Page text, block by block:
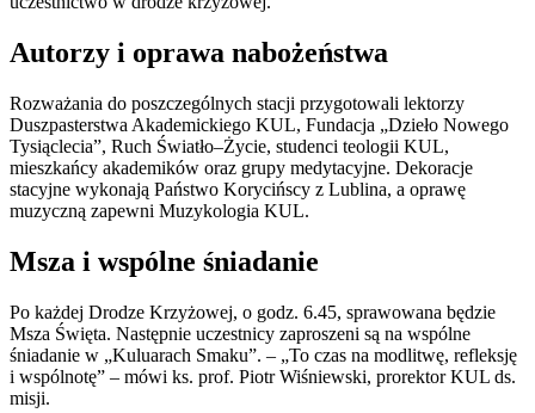
Autorzy i oprawa nabożeństwa
Rozważania do poszczególnych stacji przygotowali lektorzy
Duszpasterstwa Akademickiego KUL, Fundacja „Dzieło Nowego
Tysiąclecia”, Ruch Światło–Życie, studenci teologii KUL,
mieszkańcy akademików oraz grupy medytacyjne. Dekoracje
stacyjne wykonają Państwo Korycińscy z Lublina, a oprawę
muzyczną zapewni Muzykologia KUL.
Msza i wspólne śniadanie
Po każdej Drodze Krzyżowej, o godz. 6.45, sprawowana będzie
Msza Święta. Następnie uczestnicy zaproszeni są na wspólne
śniadanie w „Kuluarach Smaku”. – „To czas na modlitwę, refleksję
i wspólnotę” – mówi ks. prof. Piotr Wiśniewski, prorektor KUL ds.
misji.